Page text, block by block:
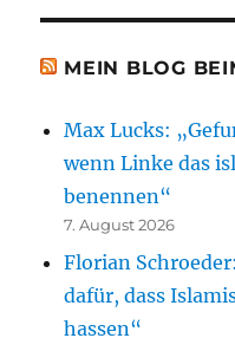
MEIN BLOG
Max Lucks:
wenn Linke das
benennen“
7. August 2026
Florian
dafür, dass
hassen“